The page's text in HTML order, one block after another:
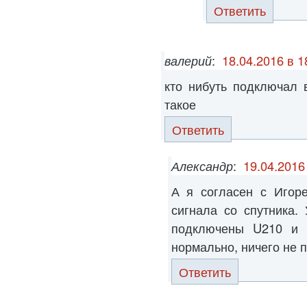
Ответить
валерий: 18.04.2016 в
кто нибуть
такое
Ответить
Александр:
А я согласен с
сигнала со
подключены U210 и
нормально, ничего не
Ответить